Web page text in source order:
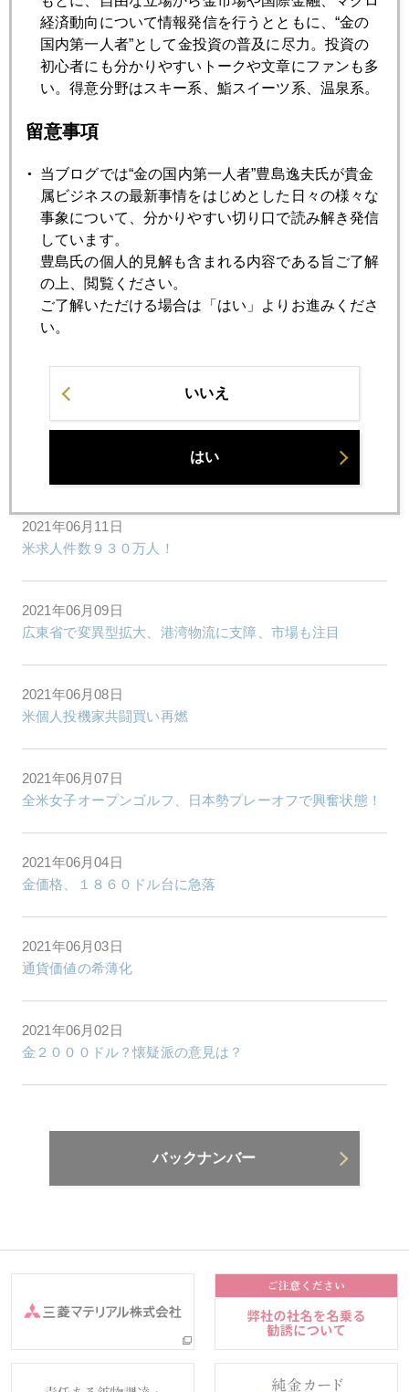
2021年06月18日
ＦＯＭＣ後、貴金属全滅
ＦＯＭＣ後、１８１０ドルまで急落
2021年06月16日
銅・木材先物価格が変調、ＦＯＭＣインフレ論議に一石
2021年06月15日
ＦＯＭＣ前夜、金価格乱高下
米物価５％急上昇、期待インフレ率は伸び悩み
2021年06月11日
米求人件数９３０万人！
2021年06月09日
広東省で変異型拡大、港湾物流に支障、市場も注目
2021年06月08日
米個人投機家共闘買い再燃
2021年06月07日
全米女子オープンゴルフ、日本勢プレーオフで興奮状態！
2021年06月04日
金価格、１８６０ドル台に急落
2021年06月03日
通貨価値の希薄化
2021年06月02日
金２０００ドル？懐疑派の意見は？
バックナンバー
経済動向について情報発信を行うとともに、“金の
国内第一人者”として金投資の普及に尽力。投資の
初心者にも分かりやすいトークや文章にファンも多
い。得意分野はスキー系、鮨スイーツ系、温泉系。
留意事項
当ブログでは“金の国内第一人者”豊島逸夫氏が貴金
属ビジネスの最新事情をはじめとした日々の様々な
事象について、分かりやすい切り口で読み解き発信
しています。
豊島氏の個人的見解も含まれる内容である旨ご了解
の上、閲覧ください。
ご了解いただける場合は「はい」よりお進みくださ
い。
いいえ
はい